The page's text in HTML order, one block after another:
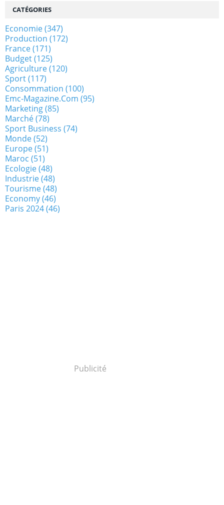
CATÉGORIES
Economie(347)
Production (172)
France(171)
Budget(125)
Agriculture(120)
Sport(117)
Consommation (100)
Emc-Magazine.com (95)
Marketing(85)
Marché(78)
Sport Business (74)
Monde(52)
Europe(51)
Maroc (51)
Ecologie(48)
Industrie(48)
Tourisme(48)
Economy(46)
Paris 2024(46)
Publicité